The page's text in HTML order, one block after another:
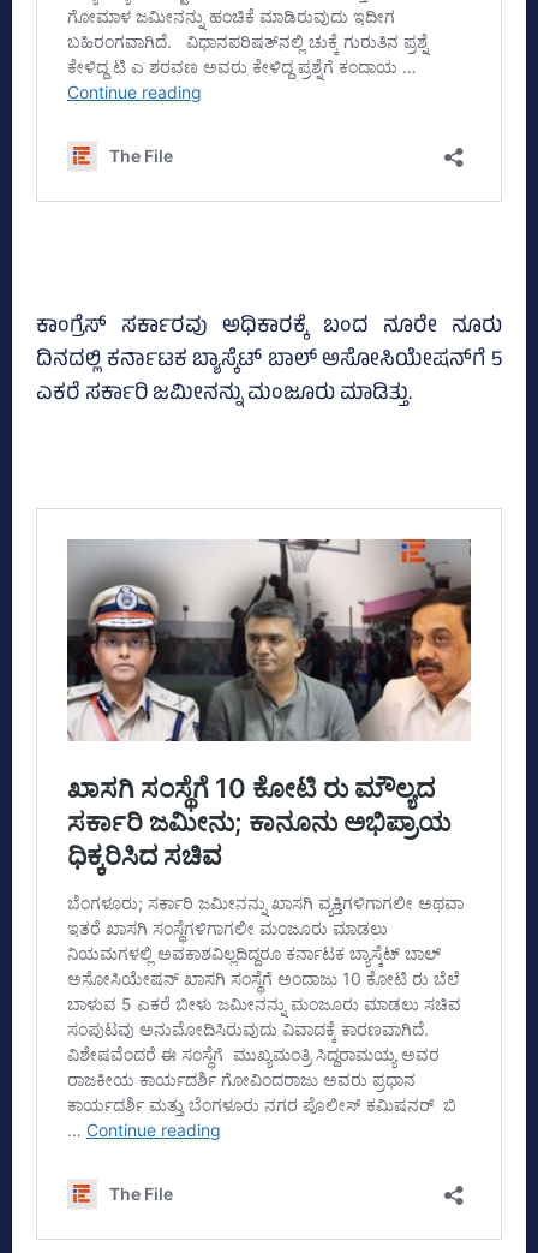
ಕಾಂಗ್ರೆಸ್‌ ಸರ್ಕಾರವು ಅಧಿಕಾರಕ್ಕೆ ಬಂದ ನೂರೇ ನೂರು
ದಿನದಲ್ಲಿ ಕರ್ನಾಟಕ ಬ್ಯಾಸ್ಕೆಟ್‌ ಬಾಲ್‌ ಅಸೋಸಿಯೇಷನ್‌ಗೆ 5
ಎಕರೆ ಸರ್ಕಾರಿ ಜಮೀನನ್ನು ಮಂಜೂರು ಮಾಡಿತ್ತು.